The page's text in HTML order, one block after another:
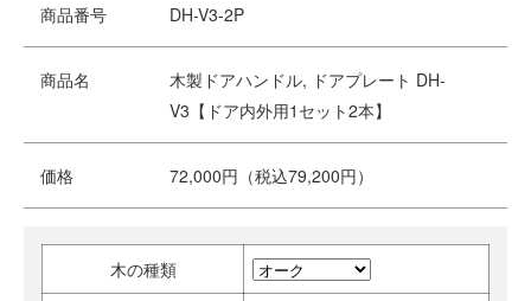
商品番号 DH-V3-2P
商品名
木製ドアハンドル, ドアプレート DH-
V3【ドア内外用1セット2本】
価格 72,000円（税込79,200円）
木の種類